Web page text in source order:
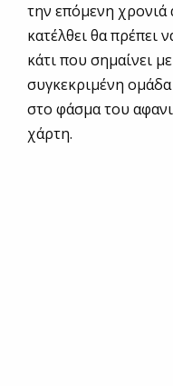
την επόμενη χρονιά
κατέλθει θα πρέπει
κάτι που σημαίνει
συγκεκριμένη
στο φάσμα του
χάρτη.